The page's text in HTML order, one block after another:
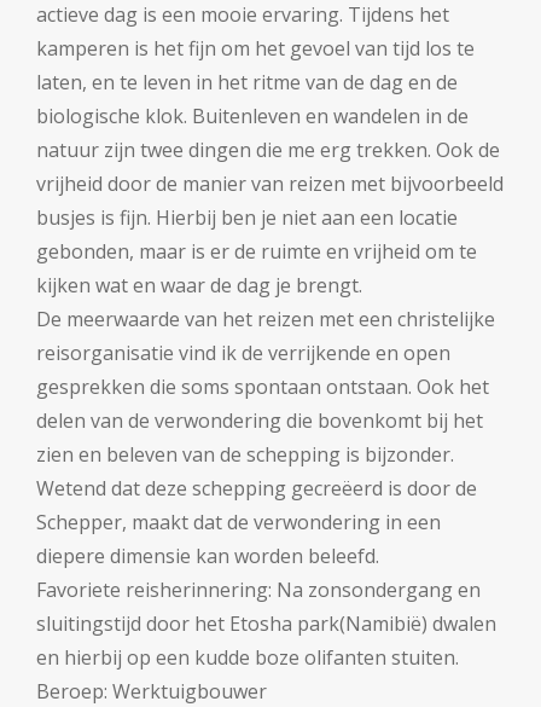
actieve dag is een mooie ervaring. Tijdens het
kamperen is het fijn om het gevoel van tijd los te
laten, en te leven in het ritme van de dag en de
biologische klok. Buitenleven en wandelen in de
natuur zijn twee dingen die me erg trekken. Ook de
vrijheid door de manier van reizen met bijvoorbeeld
busjes is fijn. Hierbij ben je niet aan een locatie
gebonden, maar is er de ruimte en vrijheid om te
kijken wat en waar de dag je brengt.
De meerwaarde van het reizen met een christelijke
reisorganisatie vind ik de verrijkende en open
gesprekken die soms spontaan ontstaan. Ook het
delen van de verwondering die bovenkomt bij het
zien en beleven van de schepping is bijzonder.
Wetend dat deze schepping gecreëerd is door de
Schepper, maakt dat de verwondering in een
diepere dimensie kan worden beleefd.
Favoriete reisherinnering: Na zonsondergang en
sluitingstijd door het Etosha park(Namibië) dwalen
en hierbij op een kudde boze olifanten stuiten.
Beroep: Werktuigbouwer